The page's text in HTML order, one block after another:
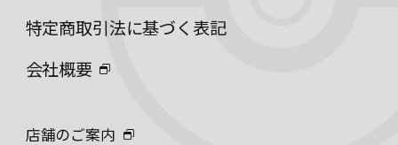
特定商取引法に基づく表記
会社概要
店舗のご案内